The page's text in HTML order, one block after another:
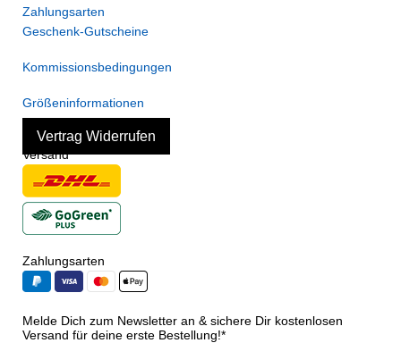
Zahlungsarten
Geschenk-Gutscheine
Kommissionsbedingungen
Größeninformationen
Vertrag Widerrufen
Versand
Zahlungsarten
Melde Dich zum Newsletter an & sichere Dir kostenlosen
Versand für deine erste Bestellung!*